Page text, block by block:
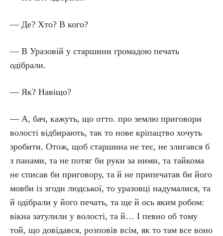
— Де? Хто? В кого?
— В Уразовій у старшини громадою печать
одібрали.
— Як? Навіщо?
— А, бач, кажуть, що отто. про землю приговори
волості відбирають, так то нове кріпацтво хочуть
зробити. Отож, щоб старшина не теє, не злигався б
з панами, та не потяг би руки за ними, та тайкома
не списав би приговору, та й не припечатав би його
мовби із згоди людської, то уразовці надумалися, та
й одібрали у його печать, та ще й ось яким робом:
вікна затулили у волості, та й… І певно об тому
той, що довідався, розповів всім, як то там все воно